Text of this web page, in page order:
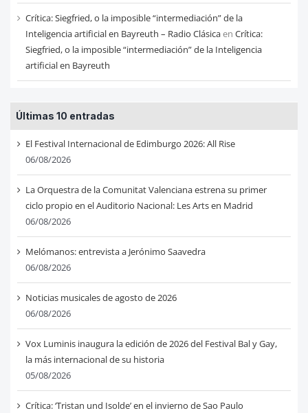
Crítica: Siegfried, o la imposible “intermediación” de la
Inteligencia artificial en Bayreuth – Radio Clásicaen Crítica:
Siegfried, o la imposible “intermediación” de la Inteligencia
artificial en Bayreuth
Últimas 10 entradas
El Festival Internacional de Edimburgo 2026: All Rise
06/08/2026
La Orquestra de la Comunitat Valenciana estrena su primer
ciclo propio en el Auditorio Nacional: Les Arts en Madrid
06/08/2026
Melómanos: entrevista a Jerónimo Saavedra
06/08/2026
Noticias musicales de agosto de 2026
06/08/2026
Vox Luminis inaugura la edición de 2026 del Festival Bal y Gay,
la más internacional de su historia
05/08/2026
Crítica: ‘Tristan und Isolde’ en el invierno de Sao Paulo